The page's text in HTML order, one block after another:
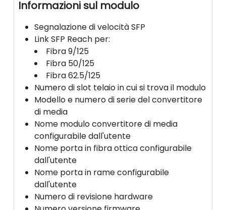
Informazioni sul modulo
Segnalazione di velocità SFP
Link SFP Reach per:
Fibra 9/125
Fibra 50/125
Fibra 62.5/125
Numero di slot telaio in cui si trova il modulo
Modello e numero di serie del convertitore
di media
Nome modulo convertitore di media
configurabile dall'utente
Nome porta in fibra ottica configurabile
dall'utente
Nome porta in rame configurabile
dall'utente
Numero di revisione hardware